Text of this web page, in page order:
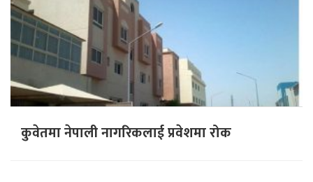
कुवेतमा नेपाली नागरिकलाई प्रवेशमा रोक